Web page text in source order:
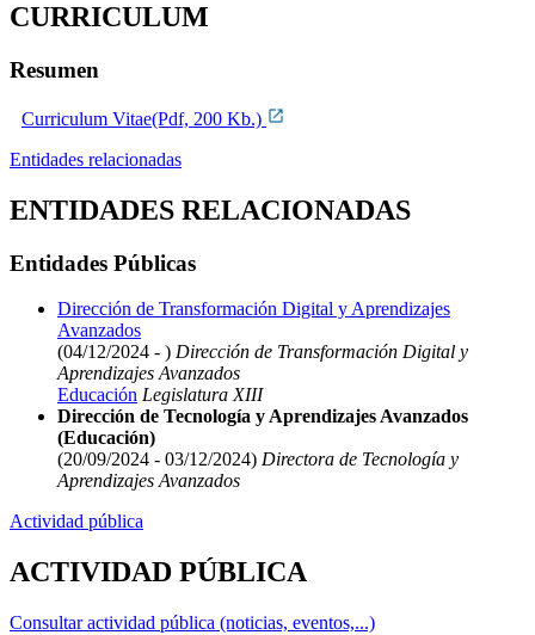
CURRICULUM
Resumen
Curriculum Vitae(Pdf, 200 Kb.)
Entidades relacionadas
ENTIDADES RELACIONADAS
Entidades Públicas
Dirección de Transformación Digital y Aprendizajes
Avanzados
(04/12/2024 - ) Dirección de Transformación Digital y
Aprendizajes Avanzados
Educación Legislatura XIII
Dirección de Tecnología y Aprendizajes Avanzados
(Educación)
(20/09/2024 - 03/12/2024) Directora de Tecnología y
Aprendizajes Avanzados
Actividad pública
ACTIVIDAD PÚBLICA
Consultar actividad pública (noticias, eventos,...)